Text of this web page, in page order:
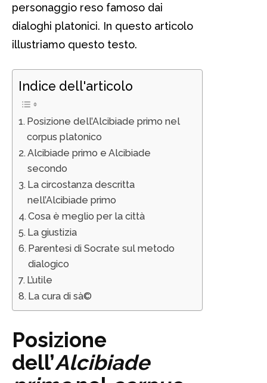
personaggio reso famoso dai
dialoghi platonici. In questo articolo
illustriamo questo testo.
Indice dell'articolo
Posizione dell’Alcibiade primo nel
corpus platonico
Alcibiade primo e Alcibiade
secondo
La circostanza descritta
nell’Alcibiade primo
Cosa è meglio per la città
La giustizia
Parentesi di Socrate sul metodo
dialogico
L’utile
La cura di sà©
Posizione
dell’Alcibiade